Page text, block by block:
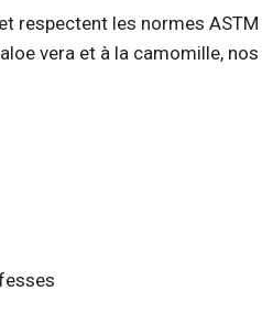
les normes
vera et à la camomille,